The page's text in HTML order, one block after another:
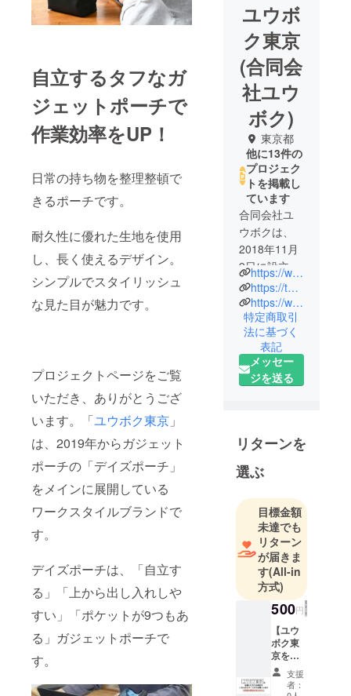
自立するタフなガ
ジェットポーチで
作業効率をUP！
日常の持ち物を整理整頓で
きるポーチです。
耐久性に優れた生地を使用
し、長く使えるデザイン。
シンプルでスタイリッシュ
な見た目が魅力です。
プロジェクトページをご覧
いただき、ありがとうござ
います。「ユウボク東京 」
は、2019年からガジェット
ポーチの「デイズポーチ」
をメインに展開している
ワークスタイルブランドで
す。
デイズポーチは、「自立す
る」「上から出し入れしや
すい」「ポケットが9つもあ
る」ガジェットポーチで
す。
ユウボ
ク東京
(合同会
社ユウ
ボク)
東京都
他に13件の
プロジェク
トを掲載し
ています
合同会社ユ
ウボクは、
2018年11月
9日に設立し
ました。同
時に「ワー
クスタイル
ブランド”ユ
ウボク東
京”」も立ち
上げまし
ンセプトと
しては、”働
く人たちそ
ワークスタ
イルに合わ
せて、そっ
と魅せるプ
ロダクトブ
ランド”で
https://www.youboku.tokyo/
https://twitter.com/youboku_sp/
https://www.instagram.com/youboku_tokyo/
特定商取引
法に基づく
表記
メッセー
ジを送る
リターンを
選ぶ
目標金額
未達でも
リターン
が届きま
す(All-in
方式)
500円
【ユウ
ボク東
京を応
援する
リター
支援
者：